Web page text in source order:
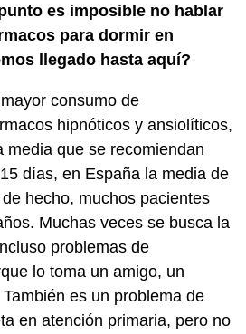
es imposible no hablar
para dormir en
llegado hasta aquí?
consumo de
hipnóticos y ansiolíticos,
media que se recomiendan
días, en España la media de
hecho, muchos pacientes
Muchas veces se busca la
problemas de
lo toma un amigo, un
es un problema de
en atención primaria, pero no